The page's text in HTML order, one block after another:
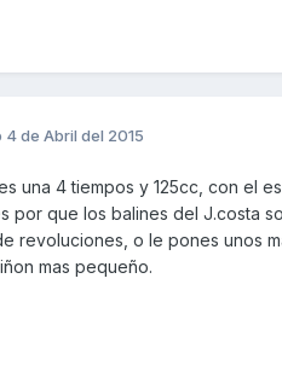
4 de Abril del 2015
una 4 tiempos y 125cc, con el
por que los balines del J.costa
revoluciones, o le pones unos
mas pequeño.